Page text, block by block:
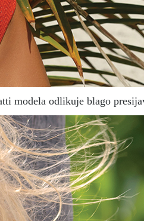
modela odlikuje blago